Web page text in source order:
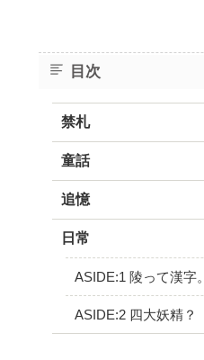
目次
禁札
童話
追憶
日常
ASIDE:1 陵って漢字。
ASIDE:2 四大妖精？